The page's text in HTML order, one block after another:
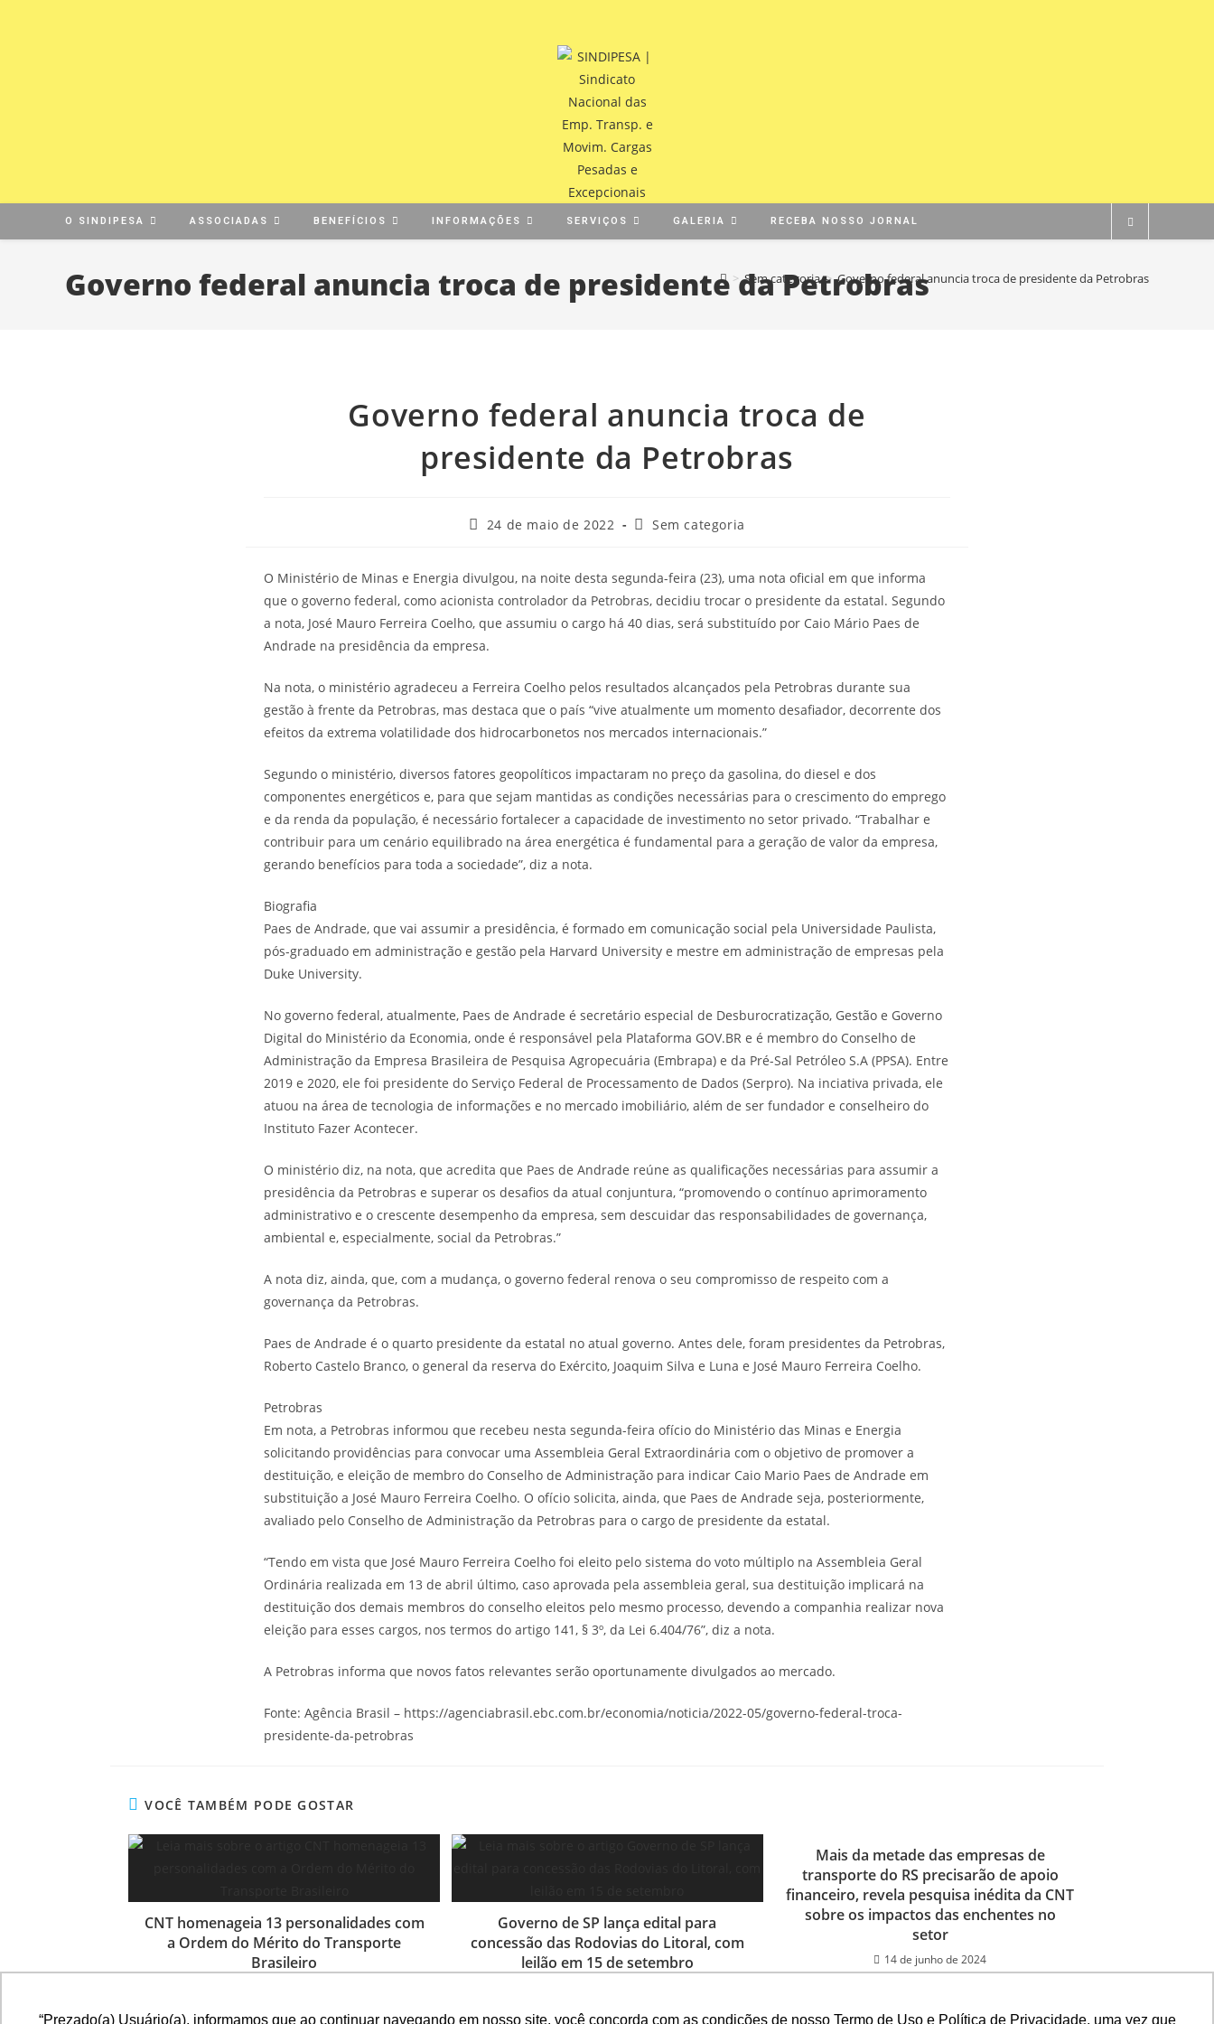
“Prezado(a) Usuário(a), informamos que ao continuar navegando em nosso site, você concorda com as condições de nosso Termo de Uso e Política de Privacidade, uma vez que
O SINDIPESA ASSOCIADAS BENEFÍCIOS INFORMAÇÕES SERVIÇOS GALERIA RECEBA NOSSO JORNAL
Governo federal anuncia troca de presidente da Petrobras
> Sem categoria > Governo federal anuncia troca de presidente da Petrobras
Governo federal anuncia troca de
presidente da Petrobras
Post24 de maio de 2022
Categoria
Sem categoria
O Ministério de Minas e Energia divulgou, na noite desta segunda-feira (23), uma nota oficial em que informa
que o governo federal, como acionista controlador da Petrobras, decidiu trocar o presidente da estatal. Segundo
a nota, José Mauro Ferreira Coelho, que assumiu o cargo há 40 dias, será substituído por Caio Mário Paes de
Andrade na presidência da empresa.
Na nota, o ministério agradeceu a Ferreira Coelho pelos resultados alcançados pela Petrobras durante sua
gestão à frente da Petrobras, mas destaca que o país “vive atualmente um momento desafiador, decorrente dos
efeitos da extrema volatilidade dos hidrocarbonetos nos mercados internacionais.”
Segundo o ministério, diversos fatores geopolíticos impactaram no preço da gasolina, do diesel e dos
componentes energéticos e, para que sejam mantidas as condições necessárias para o crescimento do emprego
e da renda da população, é necessário fortalecer a capacidade de investimento no setor privado. “Trabalhar e
contribuir para um cenário equilibrado na área energética é fundamental para a geração de valor da empresa,
gerando benefícios para toda a sociedade”, diz a nota.
Biografia
Paes de Andrade, que vai assumir a presidência, é formado em comunicação social pela Universidade Paulista,
pós-graduado em administração e gestão pela Harvard University e mestre em administração de empresas pela
Duke University.
No governo federal, atualmente, Paes de Andrade é secretário especial de Desburocratização, Gestão e Governo
Digital do Ministério da Economia, onde é responsável pela Plataforma GOV.BR e é membro do Conselho de
Administração da Empresa Brasileira de Pesquisa Agropecuária (Embrapa) e da Pré-Sal Petróleo S.A (PPSA). Entre
2019 e 2020, ele foi presidente do Serviço Federal de Processamento de Dados (Serpro). Na inciativa privada, ele
atuou na área de tecnologia de informações e no mercado imobiliário, além de ser fundador e conselheiro do
Instituto Fazer Acontecer.
O ministério diz, na nota, que acredita que Paes de Andrade reúne as qualificações necessárias para assumir a
presidência da Petrobras e superar os desafios da atual conjuntura, “promovendo o contínuo aprimoramento
administrativo e o crescente desempenho da empresa, sem descuidar das responsabilidades de governança,
ambiental e, especialmente, social da Petrobras.”
A nota diz, ainda, que, com a mudança, o governo federal renova o seu compromisso de respeito com a
governança da Petrobras.
Paes de Andrade é o quarto presidente da estatal no atual governo. Antes dele, foram presidentes da Petrobras,
Roberto Castelo Branco, o general da reserva do Exército, Joaquim Silva e Luna e José Mauro Ferreira Coelho.
Petrobras
Em nota, a Petrobras informou que recebeu nesta segunda-feira ofício do Ministério das Minas e Energia
solicitando providências para convocar uma Assembleia Geral Extraordinária com o objetivo de promover a
destituição, e eleição de membro do Conselho de Administração para indicar Caio Mario Paes de Andrade em
substituição a José Mauro Ferreira Coelho. O ofício solicita, ainda, que Paes de Andrade seja, posteriormente,
avaliado pelo Conselho de Administração da Petrobras para o cargo de presidente da estatal.
“Tendo em vista que José Mauro Ferreira Coelho foi eleito pelo sistema do voto múltiplo na Assembleia Geral
Ordinária realizada em 13 de abril último, caso aprovada pela assembleia geral, sua destituição implicará na
destituição dos demais membros do conselho eleitos pelo mesmo processo, devendo a companhia realizar nova
eleição para esses cargos, nos termos do artigo 141, § 3º, da Lei 6.404/76”, diz a nota.
A Petrobras informa que novos fatos relevantes serão oportunamente divulgados ao mercado.
Fonte: Agência Brasil – https://agenciabrasil.ebc.com.br/economia/noticia/2022-05/governo-federal-troca-
presidente-da-petrobras
VOCÊ TAMBÉM PODE GOSTAR
CNT homenageia 13 personalidades com
a Ordem do Mérito do Transporte
Brasileiro
Governo de SP lança edital para
concessão das Rodovias do Litoral, com
leilão em 15 de setembro
Mais da metade das empresas de
transporte do RS precisarão de apoio
financeiro, revela pesquisa inédita da CNT
sobre os impactos das enchentes no
setor
14 de junho de 2024